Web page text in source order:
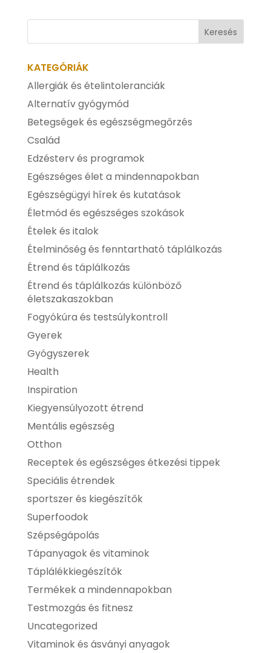
KATEGÓRIÁK
Allergiák és ételintoleranciák
Alternatív gyógymód
Betegségek és egészségmegőrzés
Család
Edzésterv és programok
Egészséges élet a mindennapokban
Egészségügyi hírek és kutatások
Életmód és egészséges szokások
Ételek és italok
Ételminőség és fenntartható táplálkozás
Étrend és táplálkozás
Étrend és táplálkozás különböző
életszakaszokban
Fogyókúra és testsúlykontroll
Gyerek
Gyógyszerek
Health
Inspiration
Kiegyensúlyozott étrend
Mentális egészség
Otthon
Receptek és egészséges étkezési tippek
Speciális étrendek
sportszer és kiegészítők
Superfoodok
Szépségápolás
Tápanyagok és vitaminok
Táplálékkiegészítők
Termékek a mindennapokban
Testmozgás és fitnesz
Uncategorized
Vitaminok és ásványi anyagok